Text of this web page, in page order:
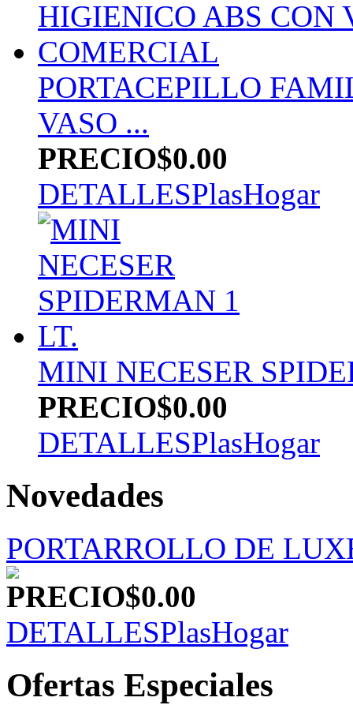
PORTACEPILLO
VASO ...
PRECIO$0.00
DETALLESPlasHogar
MINI NECESER
PRECIO$0.00
DETALLESPlasHogar
Novedades
PORTARROLLO DE
PRECIO$0.00
DETALLESPlasHogar
Ofertas Especiales